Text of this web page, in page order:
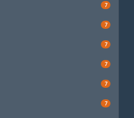
7
7
7
7
7
7